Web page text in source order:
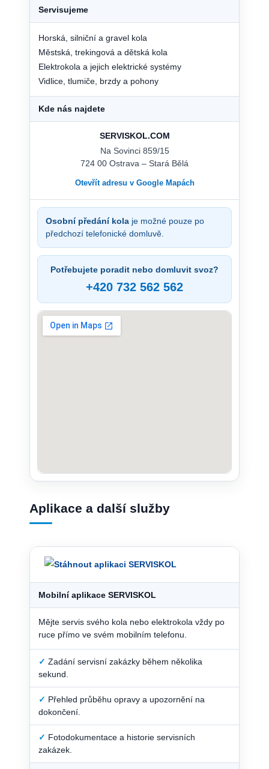
Servisujeme
Horská, silniční a gravel kola
Městská, trekingová a dětská kola
Elektrokola a jejich elektrické systémy
Vidlice, tlumiče, brzdy a pohony
Kde nás najdete
SERVISKOL.COM
Na Sovinci 859/15
724 00 Ostrava – Stará Bělá
Otevřít adresu v Google Mapách
Osobní předání kola je možné pouze po
předchozí telefonické domluvě.
Potřebujete poradit nebo domluvit svoz?
+420 732 562 562
Aplikace a další služby
Mobilní aplikace SERVISKOL
Mějte servis svého kola nebo elektrokola vždy po
ruce přímo ve svém mobilním telefonu.
✓ Zadání servisní zakázky během několika
sekund.
✓ Přehled průběhu opravy a upozornění na
dokončení.
✓ Fotodokumentace a historie servisních
zakázek.